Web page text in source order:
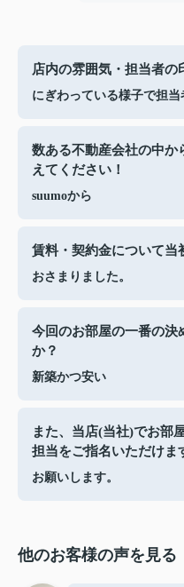
店内の雰囲気・担当者の
にぎわっている様子で担
数ある不動産会社の中か
えてください！
suumoから
賃料・契約金について当
おさまりました。
今回のお部屋の一番の決
か？
新築かつ安い
また、当店(当社)でお部
担当をご指名いただけま
お願いします。
他のお客様の声を見る